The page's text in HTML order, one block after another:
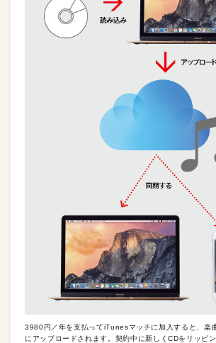
3980円／年を支払ってiTunesマッチに加入すると、楽
にアップロードされます。契約中に新しくCDをリッピ